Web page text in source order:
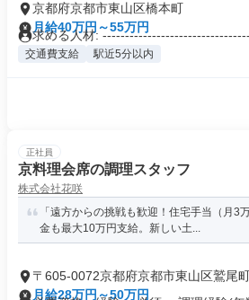
京都府京都市東山区橋本町
月給40万円～55万円
求める人材:
交通費支給 駅近5分以内
正社員
京料理会席の調理スタッフ
株式会社花咲
「遠方からの挑戦も歓迎！住宅手当（月3
金も最大10万円支給。新しい土...
〒605-0072京都府京都市東山区鷲尾
月給28万円～50万円